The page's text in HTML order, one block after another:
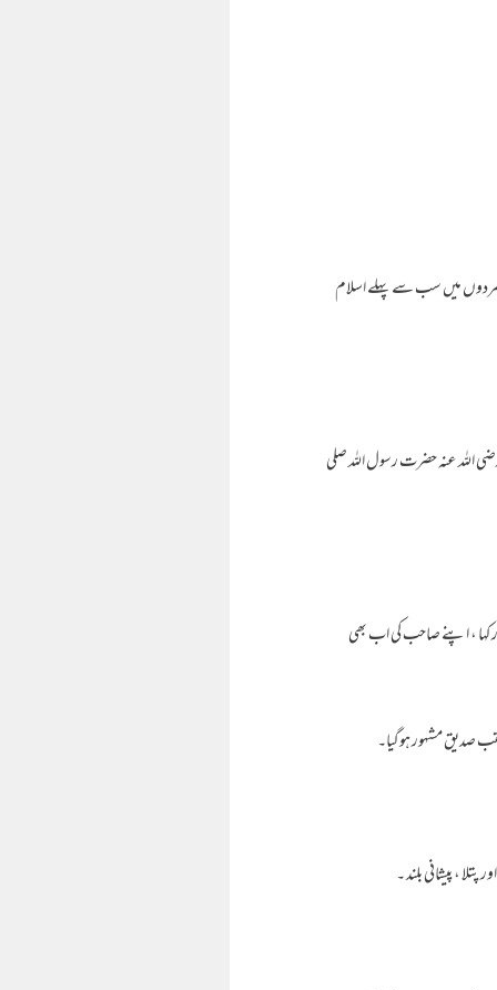
میں سب سے پہلے اسلام
اللہ عنہ حضرت رسول اللہ صلی
، اپنے صاحب کی اب بھی
صدیق مشہور ہوگیا۔
، پیشانی بلند ۔